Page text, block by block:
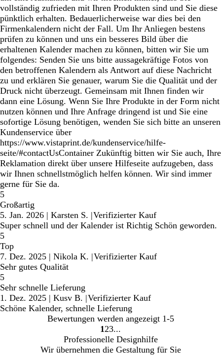
vollständig zufrieden mit Ihren Produkten sind und Sie diese
pünktlich erhalten. Bedauerlicherweise war dies bei den
Firmenkalendern nicht der Fall. Um Ihr Anliegen bestens
prüfen zu können und uns ein besseres Bild über die
erhaltenen Kalender machen zu können, bitten wir Sie um
folgendes: Senden Sie uns bitte aussagekräftige Fotos von
den betroffenen Kalendern als Antwort auf diese Nachricht
zu und erklären Sie genauer, warum Sie die Qualität und der
Druck nicht überzeugt. Gemeinsam mit Ihnen finden wir
dann eine Lösung. Wenn Sie Ihre Produkte in der Form nicht
nutzen können und Ihre Anfrage dringend ist und Sie eine
sofortige Lösung benötigen, wenden Sie sich bitte an unseren
Kundenservice über
https://www.vistaprint.de/kundenservice/hilfe-
seite/#contactUsContainer Zukünftig bitten wir Sie auch, Ihre
Reklamation direkt über unsere Hilfeseite aufzugeben, dass
wir Ihnen schnellstmöglich helfen können. Wir sind immer
gerne für Sie da.
5
Großartig
5. Jan. 2026 | Karsten S. |Verifizierter Kauf
Super schnell und der Kalender ist Richtig Schön geworden.
5
Top
7. Dez. 2025 | Nikola K. |Verifizierter Kauf
Sehr gutes Qualität
5
Sehr schnelle Lieferung
1. Dez. 2025 | Kusv B. |Verifizierter Kauf
Schöne Kalender, schnelle Lieferung
Bewertungen werden angezeigt 1-5
Gehe
zu
Seite
1 Gehe
zu
Seite
2 Gehe
zu
Seite
3
Professionelle Designhilfe
Wir übernehmen die Gestaltung für Sie